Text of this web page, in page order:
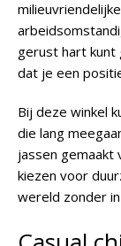
gerust hart kunt
dat je een
Bij deze winkel
die lang
jassen gemaakt
kiezen voor
wereld zonder